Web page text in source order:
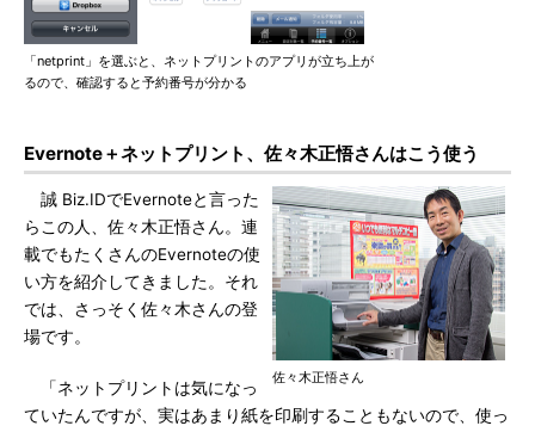
「netprint」を選ぶと、ネットプリントのアプリが立ち上が
るので、確認すると予約番号が分かる
Evernote＋ネットプリント、佐々木正悟さんはこう使う
佐々木正悟さん
誠 Biz.IDでEvernoteと言った
らこの人、佐々木正悟さん。連
載でもたくさんのEvernoteの使
い方を紹介してきました。それ
では、さっそく佐々木さんの登
場です。
「ネットプリントは気になっ
ていたんですが、実はあまり紙を印刷することもないので、使っ